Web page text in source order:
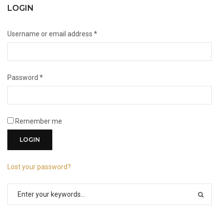
LOGIN
Username or email address *
Password *
Remember me
Lost your password?